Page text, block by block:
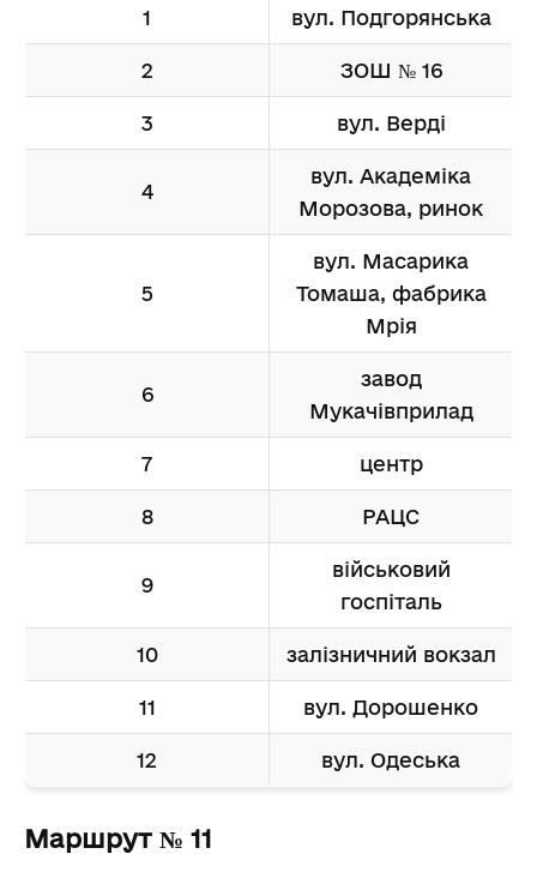
1 вул. Подгорянська
2 ЗОШ № 16
3 вул. Верді
4
вул. Академіка
Морозова, ринок
5
вул. Масарика
Томаша, фабрика
Мрія
6
завод
Мукачівприлад
7 центр
8 РАЦС
9
військовий
госпіталь
10 залізничний вокзал
11 вул. Дорошенко
12 вул. Одеська
Маршрут № 11